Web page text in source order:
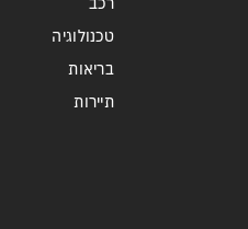
רכב
טכנולוגיה
בריאות
תיירות